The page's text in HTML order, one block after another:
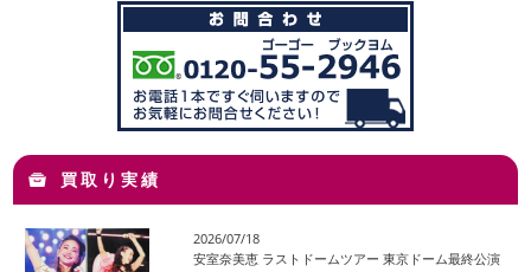
買取り実績
2026/07/18
安室奈美恵 ラストドームツアー 東京ドーム最終公演